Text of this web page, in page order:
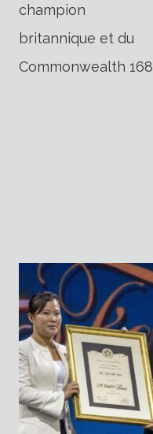
de
champion
britannique et du
Commonwealth 168